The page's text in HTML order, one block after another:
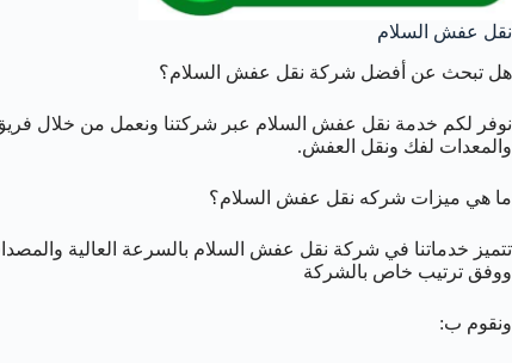
نقل عفش السلام
هل تبحث عن أفضل شركة نقل عفش السلام؟
نوفر لكم خدمة نقل عفش السلام عبر شركتنا ونعمل من خلال
والمعدات لفك ونقل العفش.
ما هي ميزات شركه نقل عفش السلام؟
تتميز خدماتنا في شركة نقل عفش السلام بالسرعة العالية
ووفق ترتيب خاص بالشركة
ونقوم ب: